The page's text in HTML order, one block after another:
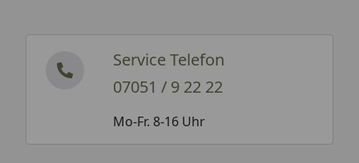
Service Telefon
07051 / 9 22 22
Mo-Fr. 8-16 Uhr